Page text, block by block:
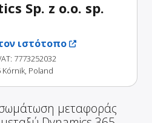
Sp. z o.o. sp.
ιστότοπο
7773252032
Kórnik, Poland
μεταφοράς